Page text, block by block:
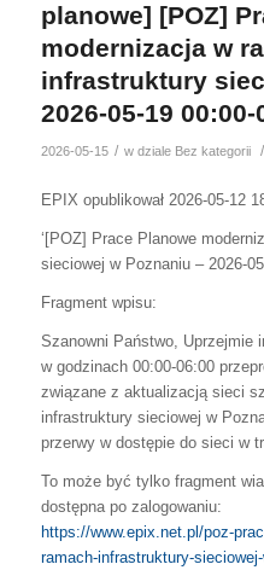
planowe] [POZ]
modernizacja w
infrastruktury
2026-05-19 00:00-
2026-05-15 / w dziale Bez kategorii /
EPIX opublikował 2026-05-12
‘[POZ] Prace Planowe
sieciowej w Poznaniu – 2026-
Fragment wpisu:
Szanowni Państwo, Uprzejmie
w godzinach 00:00-06:00
związane z aktualizacją sieci
infrastruktury sieciowej w
przerwy w dostępie do sieci w
To może być tylko fragment
dostępna po zalogowaniu:
https://www.epix.net.pl/poz-
ramach-infrastruktury-